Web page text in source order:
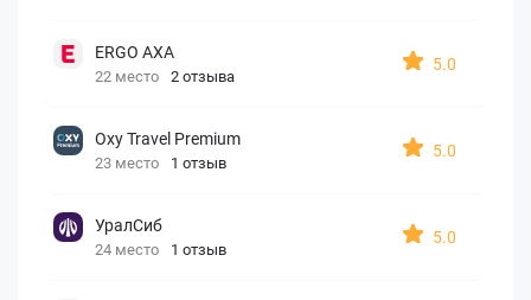
ERGO AXA
22 место 2 отзыва
5.0
Oxy Travel Premium
23 место 1 отзыв
5.0
УралСиб
24 место 1 отзыв
5.0